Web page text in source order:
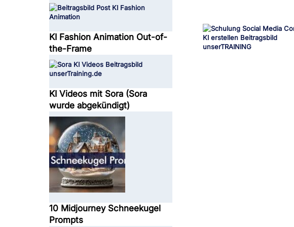
KI Fashion Animation Out-of-
the-Frame
KI Videos mit Sora (Sora
wurde abgekündigt)
10 Midjourney Schneekugel
Prompts